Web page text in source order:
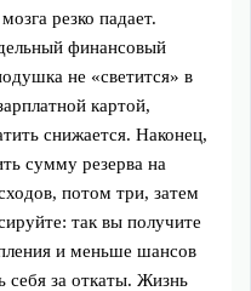
резко падает.
финансовый
не «светится» в
картой,
снижается. Наконец,
сумму резерва на
потом три, затем
так вы получите
и меньше шансов
себя за откаты. Жизнь